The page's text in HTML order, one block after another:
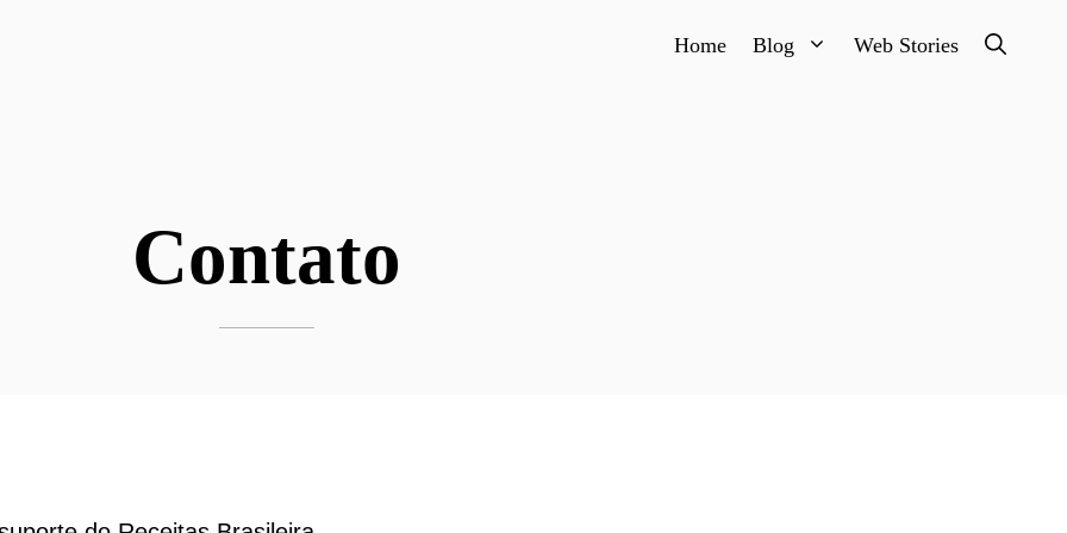
Home Blog Web Stories
Contato